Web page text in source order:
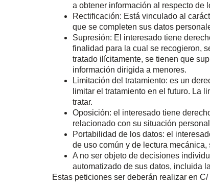
a obtener información al respecto de
Rectificación: Está vinculado al
que se completen sus datos
Supresión: El interesado tiene
finalidad para la cual se recogieron,
tratado ilícitamente, se tienen que
información dirigida a menores.
Limitación del tratamiento: es un
limitar el tratamiento en el futuro. La
tratar.
Oposición: el interesado tiene
relacionado con su situación
Portabilidad de los datos: el
de uso común y de lectura
A no ser objeto de decisiones
automatizado de sus datos, incluida
Estas peticiones ser deberán realizar en